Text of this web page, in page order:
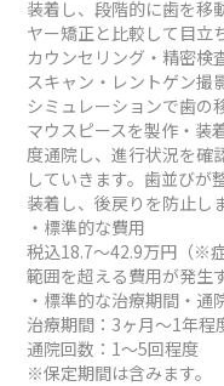
装着し、段階的に歯を移
ヤー矯正と比較して目立
カウンセリング・精密検
スキャン・レントゲン撮
シミュレーションで歯の
マウスピースを製作・装
度通院し、進行状況を確
していきます。歯並びが
装着し、後戻りを防止し
・標準的な費用
税込18.7～42.9万円（※
範囲を超える費用が発生
・標準的な治療期間・通
治療期間：3ヶ月～1年程
通院回数：1～5回程度
※保定期間は含みます。